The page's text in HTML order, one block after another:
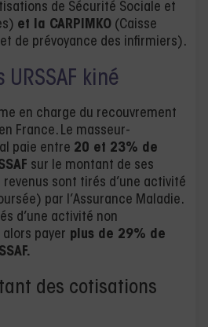
de Sécurité Sociale et
et la CARPIMKO (Caisse
de prévoyance des infirmiers).
kiné
en charge du recouvrement
France. Le masseur-
paie entre 20 et 23% de
sur le montant de ses
sont tirés d’une activité
par l’Assurance Maladie.
d’une activité non
payer plus de 29% de
des cotisations